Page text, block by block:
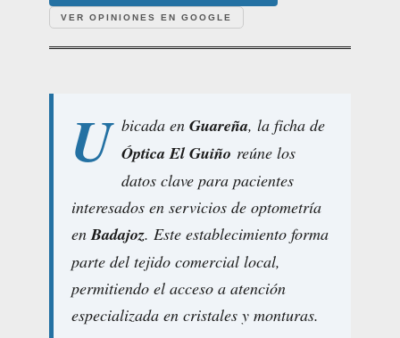
VER OPINIONES EN GOOGLE
U bicada en Guareña, la ficha de
Óptica El Guiño reúne los
datos clave para pacientes
interesados en servicios de optometría
enBadajoz. Este establecimiento forma
parte del tejido comercial local,
permitiendo el acceso a atención
especializada en cristales y monturas.